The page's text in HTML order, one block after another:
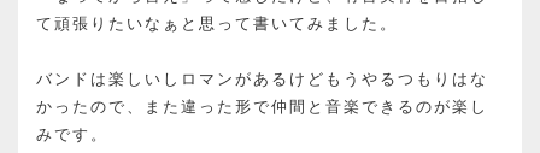
て頑張りたいなぁと思って書いてみました。
バンドは楽しいしロマンがあるけどもうやるつもりはな
かったので、また違った形で仲間と音楽できるのが楽し
みです。